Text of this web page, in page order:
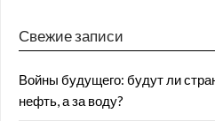
Свежие записи
Войны будущего: будут ли
нефть, а за воду?